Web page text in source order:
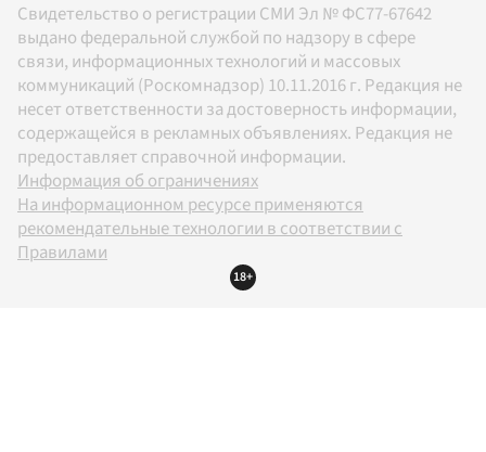
Свидетельство о регистрации СМИ Эл № ФС77-67642
выдано федеральной службой по надзору в сфере
связи, информационных технологий и массовых
коммуникаций (Роскомнадзор) 10.11.2016 г. Редакция не
несет ответственности за достоверность информации,
содержащейся в рекламных объявлениях. Редакция не
предоставляет справочной информации.
Информация об ограничениях
На информационном ресурсе применяются
рекомендательные технологии в соответствии с
Правилами
18+